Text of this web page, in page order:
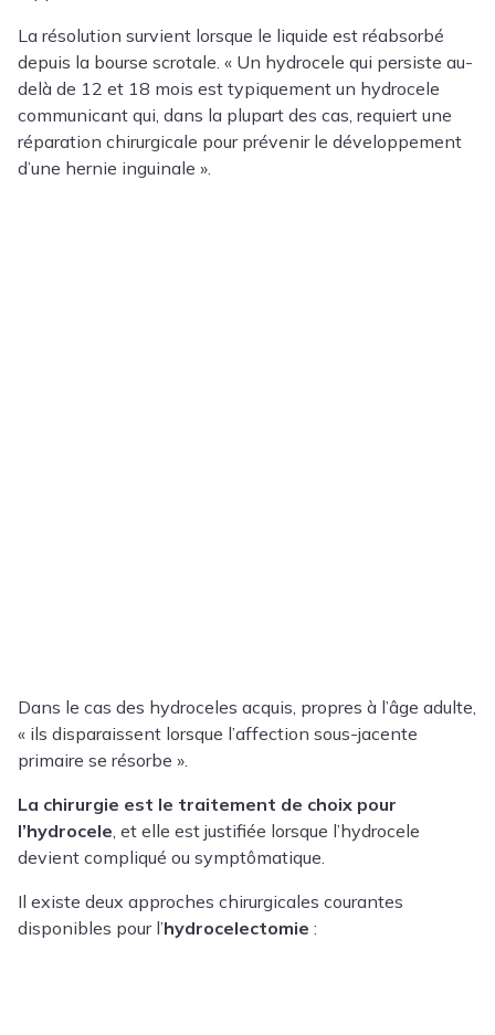
La résolution survient lorsque le liquide est réabsorbé
depuis la bourse scrotale. « Un hydrocele qui persiste au-
delà de 12 et 18 mois est typiquement un hydrocele
communicant qui, dans la plupart des cas, requiert une
réparation chirurgicale pour prévenir le développement
d’une hernie inguinale ».
Dans le cas des hydroceles acquis, propres à l’âge adulte,
« ils disparaissent lorsque l’affection sous-jacente
primaire se résorbe ».
La chirurgie est le traitement de choix pour
l’hydrocele, et elle est justifiée lorsque l’hydrocele
devient compliqué ou symptômatique.
Il existe deux approches chirurgicales courantes
disponibles pour l’hydrocelectomie :